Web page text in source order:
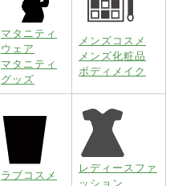
マタニティ
ウェア
マタニティ
グッズ
メンズコスメ
メンズ化粧品
ボディメイク
ラブコスメ
レディースファ
ッション